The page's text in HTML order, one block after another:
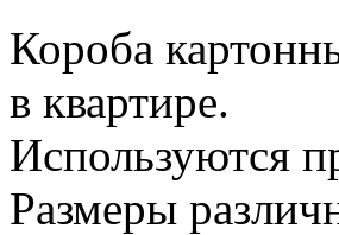
Короба
в квартире.
Используются
Размеры